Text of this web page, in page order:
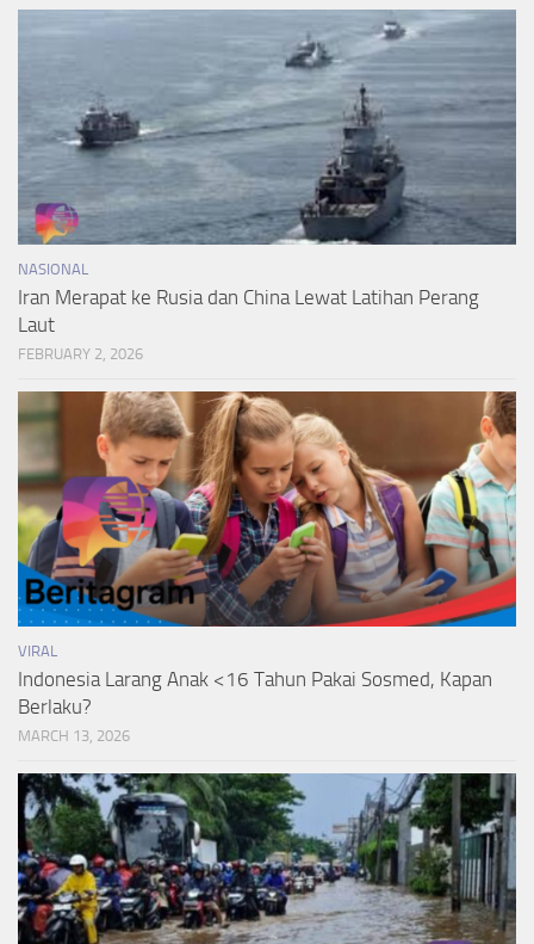
NASIONAL
Iran Merapat ke Rusia dan China Lewat Latihan Perang
Laut
FEBRUARY 2, 2026
VIRAL
Indonesia Larang Anak <16 Tahun Pakai Sosmed, Kapan
Berlaku?
MARCH 13, 2026